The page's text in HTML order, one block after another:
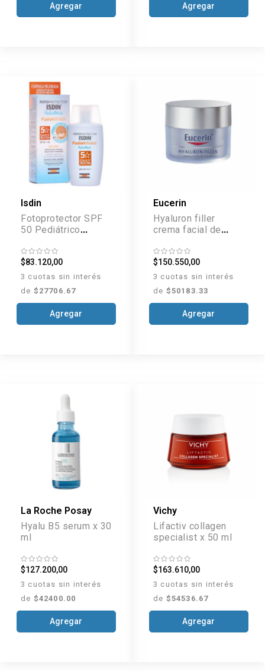
Agregar Agregar
Isdin
Fotoprotector SPF
50 Pediátrico
ml
$83.120,00
3 cuotas sin interés
de $27706.67
Agregar
Eucerin
Hyaluron filler
crema facial de
$150.550,00
3 cuotas sin interés
de $50183.33
Agregar
La Roche Posay
Hyalu B5 serum x 30
ml
$127.200,00
3 cuotas sin interés
de $42400.00
Agregar
Vichy
Lifactiv collagen
specialist x 50 ml
$163.610,00
3 cuotas sin interés
de $54536.67
Agregar